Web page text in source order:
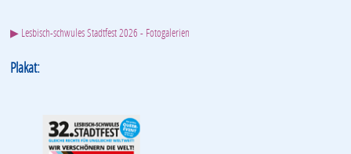
▶ Lesbisch-schwules Stadtfest 2026 - Fotogalerien
Plakat: